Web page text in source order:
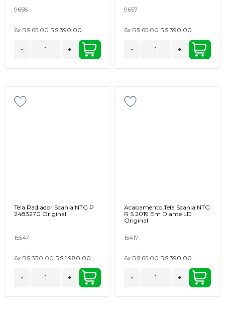
9658
6x R$ 65,00 R$ 390,00
- +
9657
6x R$ 65,00 R$ 390,00
- +
Tela Radiador Scania NTG P
2483270 Original
15547
6x R$ 330,00 R$ 1.980,00
- +
Acabamento Tela Scania NTG
R S 2019 Em Diante LD
Original
15417
6x R$ 65,00 R$ 390,00
- +